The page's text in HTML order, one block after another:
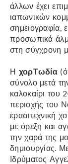
άλλων έχει
ιαπωνικών
σημειογραφία,
προσωπικά
στη σύγχρονη
Η χορΤωδία
σύνολο μετά
καλοκαίρι του
περιοχής του
ερασιτεχνική
με όρεξη και
την χαρά της
δημιουργίας.
Ιδρύματος